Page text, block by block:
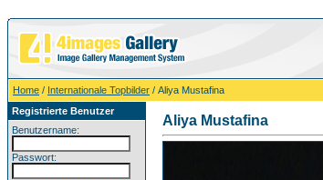
Home / Internationale Topbilder / Aliya Mustafina
Registrierte Benutzer
Benutzername:
Passwort:
Aliya Mustafina